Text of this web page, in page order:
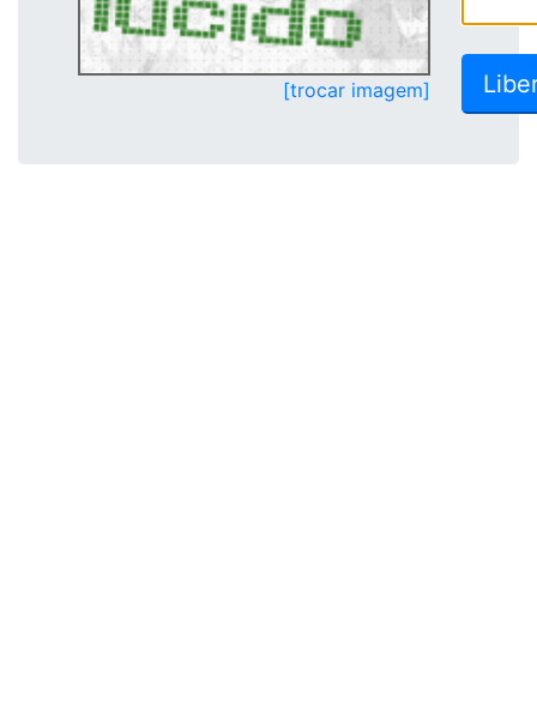
[trocar imagem]